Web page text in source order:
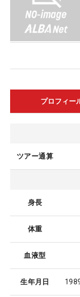
プロフィー
ツアー通算
身長
体重
血液型
生年月日